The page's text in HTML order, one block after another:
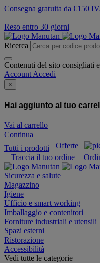
Consegna gratuita da €150
Reso entro 30 giorni
Ricerca
Contenuti del sito consigliati
Account Accedi
×
Hai aggiunto al tuo
Vai al carrello
Continua
Tutti i prodotti
Offerte
Traccia il tuo ordine
Sicurezza e salute
Magazzino
Igiene
Ufficio e smart working
Imballaggio e contenitori
Forniture industriali e utensili
Spazi esterni
Ristorazione
Accessibilità
Vedi tutte le categorie